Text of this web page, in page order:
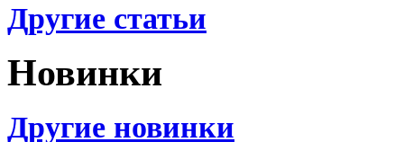
Другие статьи
Новинки
Другие новинки